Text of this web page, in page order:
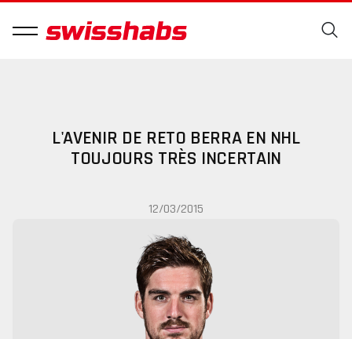
L'AVENIR DE RETO BERRA EN NHL
TOUJOURS TRÈS INCERTAIN
12/03/2015